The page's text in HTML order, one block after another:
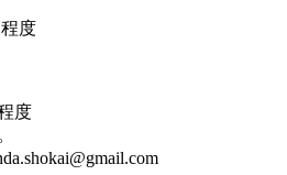
度
度